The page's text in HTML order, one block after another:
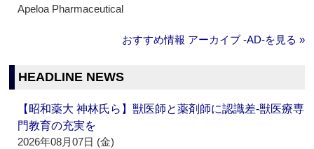
Apeloa Pharmaceutical
おすすめ情報 アーカイブ ‐AD‐を見る »
HEADLINE NEWS
【昭和薬大 神林氏ら】獣医師と薬剤師に認識差‐獣医療専
門教育の充実を
2026年08月07日 (金)